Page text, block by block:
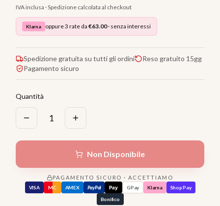
IVA inclusa · Spedizione calcolata al checkout
Klarna oppure 3 rate da €63.00· senza interessi
Spedizione gratuita su tutti gli ordini
Reso gratuito 15gg
Pagamento sicuro
Quantità
1
Non Disponibile
PAGAMENTO SICURO · ACCETTIAMO
VISA MC AMEX PayPal Pay GPay Klarna
Shop Pay
Bonifico